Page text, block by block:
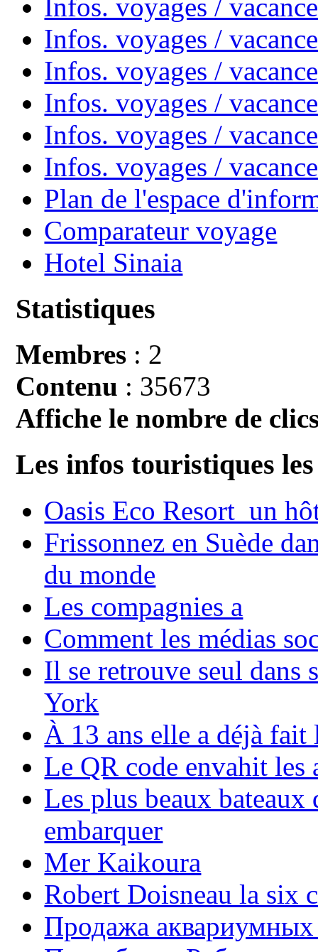
Infos. voyages /
Infos. voyages /
Infos. voyages /
Infos. voyages /
Infos. voyages /
Infos. voyages /
Plan de l'espace
Comparateur voyage
Hotel Sinaia
Statistiques
Membres : 2
Contenu : 35673
Affiche le nombre de
Les infos touristiques
Oasis Eco Resort un
Frissonnez en Suède
du monde
Les compagnies a
Comment les médias
Il se retrouve seul dans
York
À 13 ans elle a déjà
Le QR code envahit les
Les plus beaux bateaux
embarquer
Mer Kaikoura
Robert Doisneau la six
Продажа аквариумных